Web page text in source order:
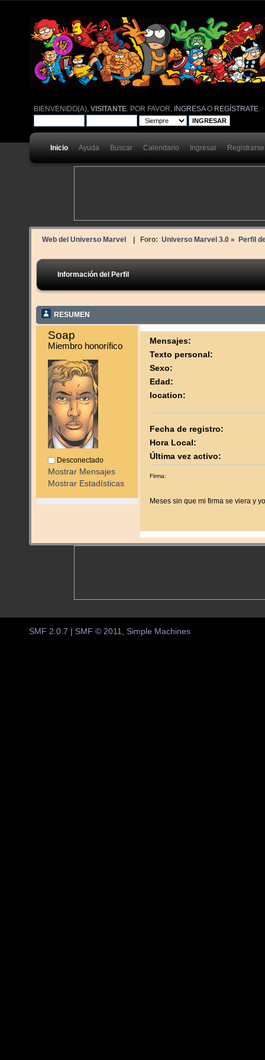
BIENVENIDO(A),VISITANTE . POR FAVOR, INGRESAO REGÍSTRATE
Inicio Ayuda Buscar Calendario Ingresar Registrarse
Web del Universo Marvel | Foro: Universo Marvel 3.0» Perfil
Información del Perfil
RESUMEN
Soap
Miembro honorífico
Desconectado
Mostrar Mensajes
Mostrar Estadísticas
Mensajes:
Texto personal:
Sexo:
Edad:
location:
Fecha de registro:
Hora Local:
Última vez activo:
Firma:
Meses sin que mi firma se viera y
SMF 2.0.7 SMF © 2011, Simple Machines